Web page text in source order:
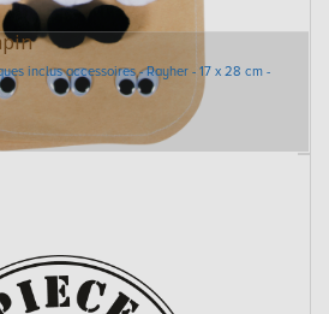
inclus accessoires - Rayher - 17 x 28 cm -